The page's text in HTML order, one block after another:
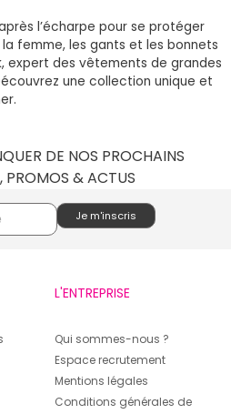
l’écharpe pour se protéger
femme, les gants et les bonnets
expert des vêtements de grandes
une collection unique et
DE NOS PROCHAINS
PROMOS & ACTUS
L'ENTREPRISE
Qui sommes-nous ?
Espace recrutement
Mentions légales
Conditions générales de